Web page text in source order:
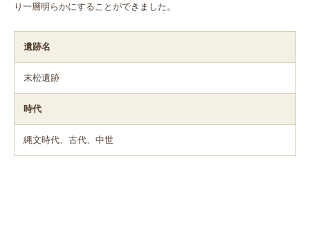
り一層明らかにすることができました。
遺跡名
末松遺跡
時代
縄文時代、古代、中世